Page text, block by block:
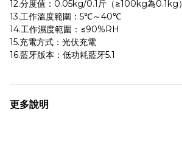
12.分度值：0.05kg/0.1斤（≥100kg為0.1kg）
13.工作溫度範圍：5℃～40℃
14.工作濕度範圍：≤90%RH
15.充電方式：光伏充電
16.藍牙版本：低功耗藍牙5.1
更多說明